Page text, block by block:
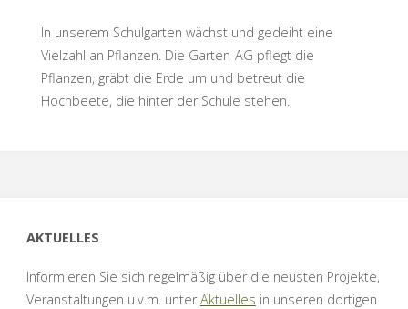
In unserem Schulgarten wächst und gedeiht eine
Vielzahl an Pflanzen. Die Garten-AG pflegt die
Pflanzen, gräbt die Erde um und betreut die
Hochbeete, die hinter der Schule stehen.
AKTUELLES
Informieren Sie sich regelmäßig über die neusten Projekte,
Veranstaltungen u.v.m. unterAktuelles in unseren dortigen